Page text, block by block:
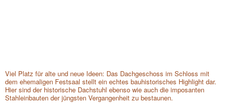
Viel Platz für alte und neue Ideen: Das Dachgeschoss im Schloss mit
dem ehemaligen Festsaal stellt ein echtes bauhistorisches Highlight dar.
Hier sind der historische Dachstuhl ebenso wie auch die imposanten
Stahleinbauten der jüngsten Vergangenheit zu bestaunen.